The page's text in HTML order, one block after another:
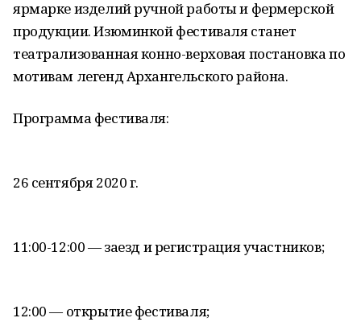
ярмарке изделий ручной работы и фермерской
продукции. Изюминкой фестиваля станет
театрализованная конно-верховая постановка по
мотивам легенд Архангельского района.
Программа фестиваля:
26 сентября 2020 г.
11:00-12:00 — заезд и регистрация участников;
12:00 — открытие фестиваля;